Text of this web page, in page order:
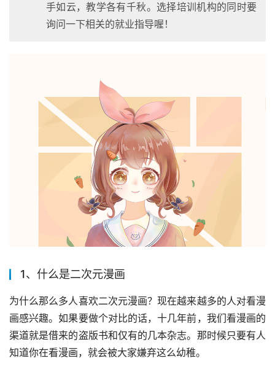
手如云，教学各有千秋。选择培训机构的同时要
询问一下相关的就业指导喔！
1、什么是二次元漫画
为什么那么多人喜欢二次元漫画？现在越来越多的人对看漫
画感兴趣。如果要做个对比的话，十几年前，我们看漫画的
渠道就是借来的盗版书和仅有的几本杂志。那时候只要有人
知道你在看漫画，就会被大家嫌弃这么幼稚。